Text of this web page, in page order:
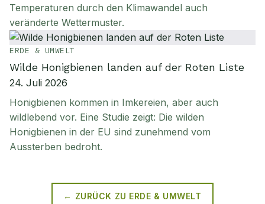
Temperaturen durch den Klimawandel auch
veränderte Wettermuster.
ERDE & UMWELT
Wilde Honigbienen landen auf der Roten Liste
24. Juli 2026
Honigbienen kommen in Imkereien, aber auch
wildlebend vor. Eine Studie zeigt: Die wilden
Honigbienen in der EU sind zunehmend vom
Aussterben bedroht.
← ZURÜCK ZU ERDE & UMWELT